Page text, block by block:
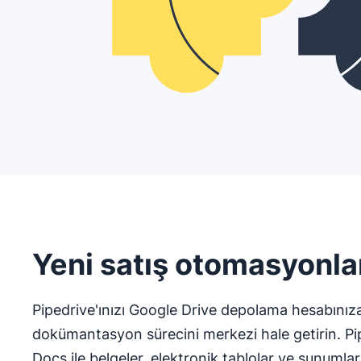
Yeni satış
Pipedrive'ınızı Google Drive depolama
dokümantasyon sürecini merkezi hale getirin.